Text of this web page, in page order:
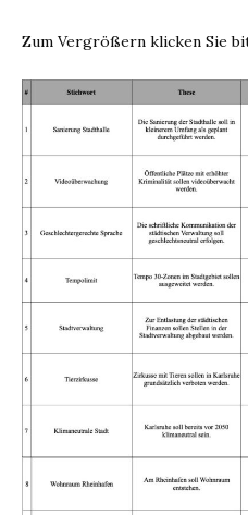
Zum Vergrößern klicken Sie